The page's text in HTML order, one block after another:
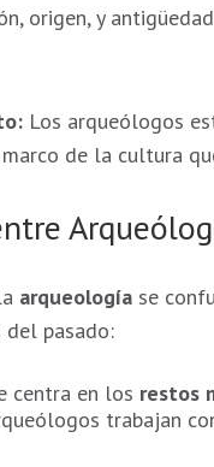
origen, y
Los arqueólogos
de la cultura
arqueología se
pasado:
centra en los restos
trabajan